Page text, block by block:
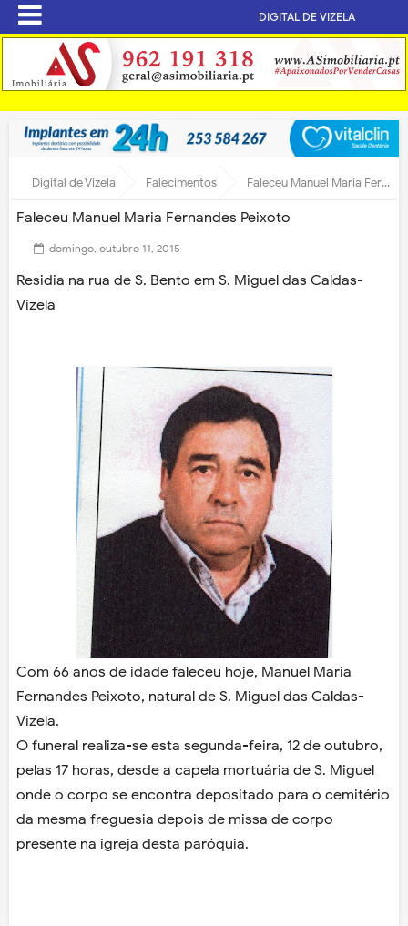
DIGITAL DE VIZELA
Digital de Vizela Falecimentos Faleceu Manuel Maria Fernandes Peixoto
Faleceu Manuel Maria Fernandes Peixoto
domingo, outubro 11, 2015
Residia na rua de S. Bento em S. Miguel das Caldas-
Vizela
Com 66 anos de idade faleceu hoje, Manuel Maria
Fernandes Peixoto, natural de S. Miguel das Caldas-
Vizela.
O funeral realiza-se esta segunda-feira, 12 de outubro,
pelas 17 horas, desde a capela mortuária de S. Miguel
onde o corpo se encontra depositado para o cemitério
da mesma freguesia depois de missa de corpo
presente na igreja desta paróquia.